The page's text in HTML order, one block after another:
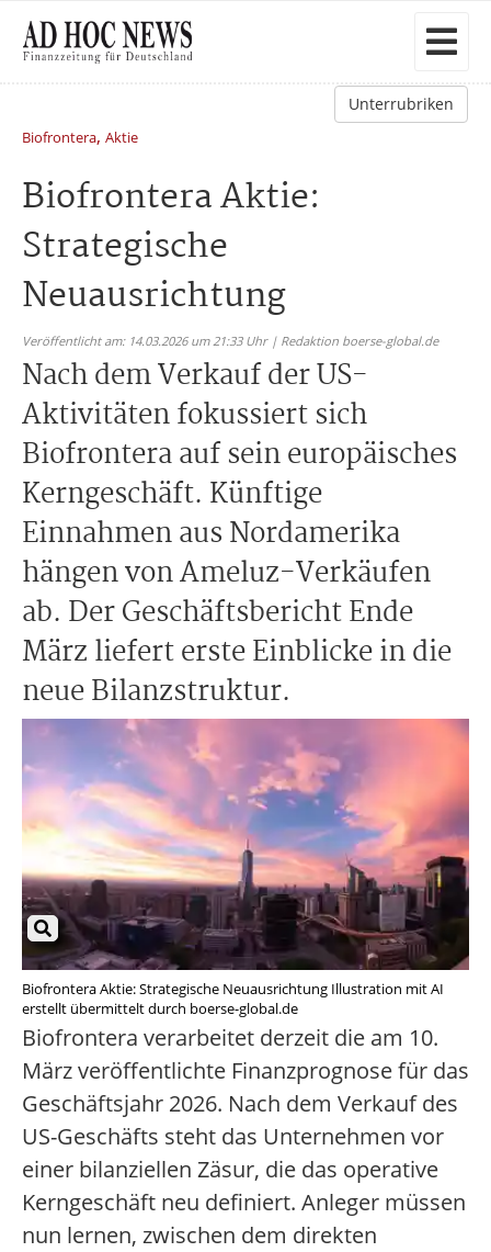
Unterrubriken
Biofrontera, Aktie
Biofrontera Aktie:
Strategische
Neuausrichtung
Veröffentlicht am: 14.03.2026 um 21:33 Uhr | Redaktion boerse-global.de
Nach dem Verkauf der US-
Aktivitäten fokussiert sich
Biofrontera auf sein europäisches
Kerngeschäft. Künftige
Einnahmen aus Nordamerika
hängen von Ameluz-Verkäufen
ab. Der Geschäftsbericht Ende
März liefert erste Einblicke in die
neue Bilanzstruktur.
Biofrontera Aktie: Strategische Neuausrichtung Illustration mit AI
erstellt übermittelt durch boerse-global.de
Biofrontera verarbeitet derzeit die am 10.
März veröffentlichte Finanzprognose für das
Geschäftsjahr 2026. Nach dem Verkauf des
US-Geschäfts steht das Unternehmen vor
einer bilanziellen Zäsur, die das operative
Kerngeschäft neu definiert. Anleger müssen
nun lernen, zwischen dem direkten